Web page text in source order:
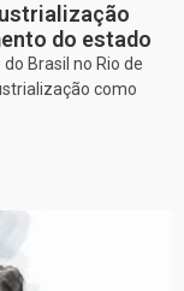
do estado
Brasil no Rio de
como